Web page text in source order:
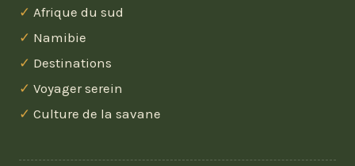
Afrique du sud
Namibie
Destinations
Voyager serein
Culture de la savane